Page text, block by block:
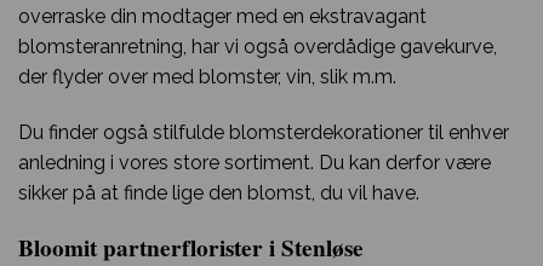
overraske din modtager med en ekstravagant
blomsteranretning, har vi også overdådige gavekurve,
der flyder over med blomster, vin, slik m.m.
Du finder også stilfulde blomsterdekorationer til enhver
anledning i vores store sortiment. Du kan derfor være
sikker på at finde lige den blomst, du vil have.
Bloomit partnerflorister i Stenløse